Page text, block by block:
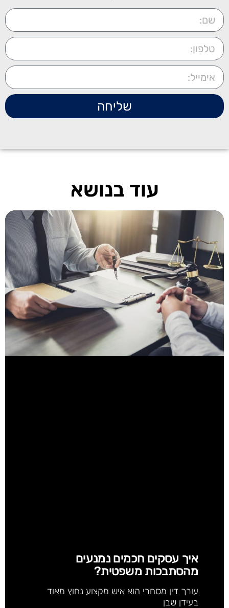
שליחה
עוד בנושא
איך עסקים חכמים נמנעים
מהסתבכות משפטית?
עורך דין מסחרי הוא איש מקצוע נחוץ מאוד
בעידן שבן